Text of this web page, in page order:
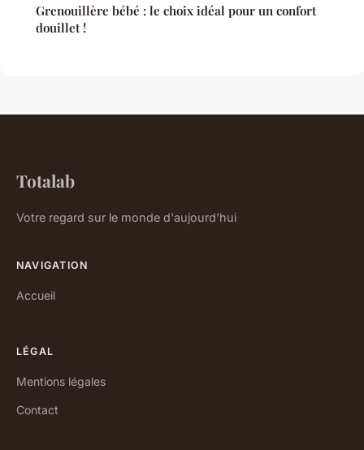
Grenouillère bébé : le choix idéal pour un confort
douillet !
Totalab
Votre regard sur le monde d'aujourd'hui
NAVIGATION
Accueil
LÉGAL
Mentions légales
Contact